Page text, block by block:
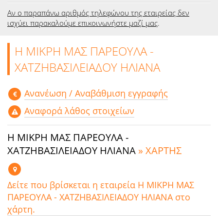
Αν ο παραπάνω αριθμός τηλεφώνου της εταιρείας δεν
ισχύει παρακαλούμε επικοινωνήστε μαζί μας.
Η ΜΙΚΡΗ ΜΑΣ ΠΑΡΕΟΥΛΑ -
ΧΑΤΖΗΒΑΣΙΛΕΙΑΔΟΥ ΗΛΙΑΝΑ
Aνανέωση / Αναβάθμιση εγγραφής
Αναφορά λάθος στοιχείων
Η ΜΙΚΡΗ ΜΑΣ ΠΑΡΕΟΥΛΑ -
ΧΑΤΖΗΒΑΣΙΛΕΙΑΔΟΥ ΗΛΙΑΝΑ » ΧΑΡΤΗΣ
Δείτε που βρίσκεται η εταιρεία Η ΜΙΚΡΗ ΜΑΣ
ΠΑΡΕΟΥΛΑ - ΧΑΤΖΗΒΑΣΙΛΕΙΑΔΟΥ ΗΛΙΑΝΑ στο
χάρτη.